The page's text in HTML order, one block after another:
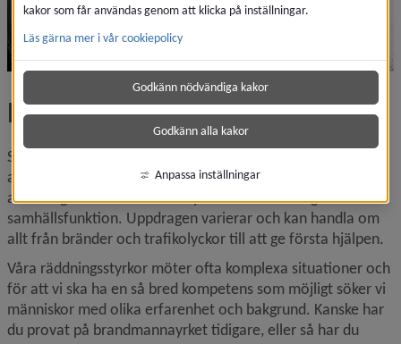
Bli brandman
Som brandman får du en gedigen utbildning, spännande
arbetsuppgifter och en svårslagen gemenskap i ditt
arbetslag. Men framför allt fyller du en livsviktig
samhällsfunktion. Uppdragen varierar och kan handla om
allt från bränder och trafikolyckor till att ge första hjälpen.
Våra räddningsstyrkor möter ofta komplexa situationer och
för att vi ska ha en så bred kompetens som möjligt söker vi
människor med olika erfarenhet och bakgrund. Kanske har
du provat på brandmannayrket tidigare, eller så har du
kakor som får användas genom att klicka på inställningar.
Läs gärna mer i vår cookiepolicy
Godkänn nödvändiga kakor
Godkänn alla kakor
Anpassa inställningar